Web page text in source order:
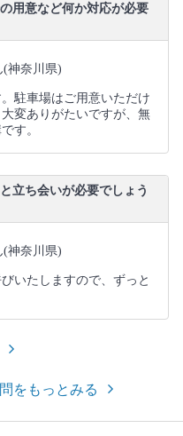
用意など何か対応が必要
(神奈川県)
駐車場はご用意いただけ
変ありがたいですが、無
す。
立ち会いが必要でしょう
(神奈川県)
いたしますので、ずっと
をもっとみる